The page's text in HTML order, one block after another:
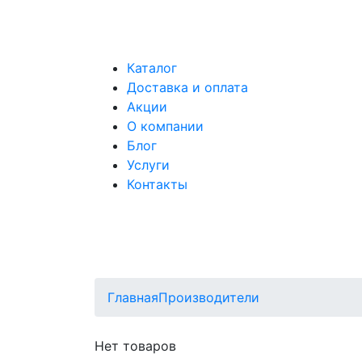
Каталог
Доставка и оплата
Акции
О компании
Блог
Услуги
Контакты
ГлавнаяПроизводители
Нет товаров